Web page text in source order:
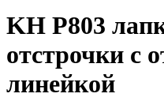
KH P803
отстрочки с
линейкой